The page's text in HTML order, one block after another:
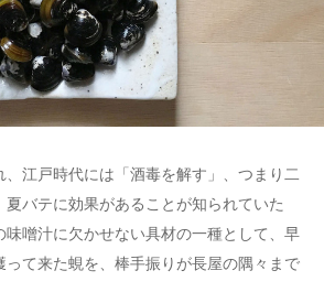
江戸時代には「酒毒を解す」、つまり二
夏バテに効果があることが知られていた
味噌汁に欠かせない具材の一種として、早
って来た蜆を、棒手振りが長屋の隅々まで